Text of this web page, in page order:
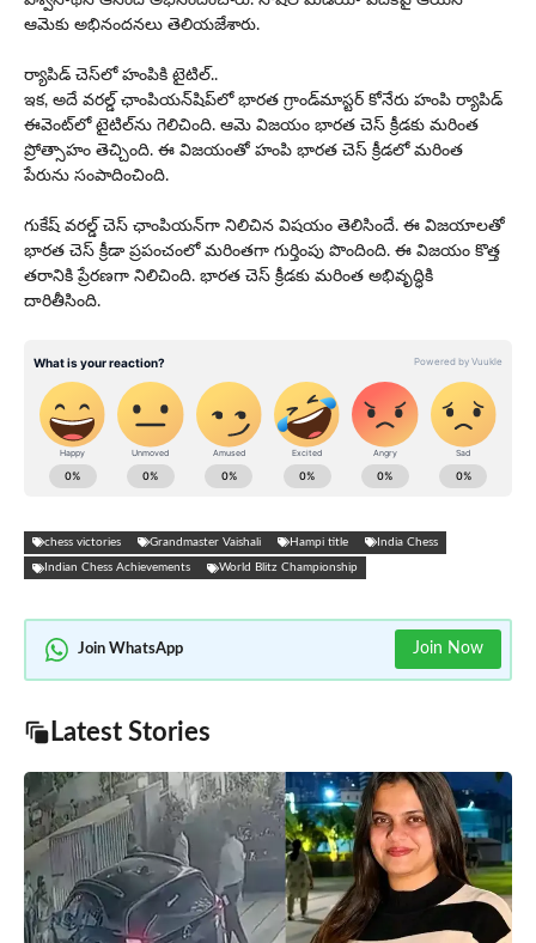
ఆమెకు అభినందనలు తెలియజేశారు.
ర్యాపిడ్ చెస్‌లో హంపికి టైటిల్‌..
ఇక, అదే వరల్డ్ ఛాంపియన్‌షిప్‌లో భారత గ్రాండ్‌మాస్టర్ కోనేరు హంపి ర్యాపిడ్
ఈవెంట్‌లో టైటిల్‌ను గెలిచింది. ఆమె విజయం భారత చెస్ క్రీడకు మరింత
ప్రోత్సాహం తెచ్చింది. ఈ విజయంతో హంపి భారత చెస్ క్రీడలో మరింత
పేరును సంపాదించింది.
గుకేష్ వ‌ర‌ల్డ్ చెస్ ఛాంపియ‌న్‌గా నిలిచిన విష‌యం తెలిసిందే. ఈ విజయాలతో
భారత చెస్ క్రీడా ప్రపంచంలో మరింతగా గుర్తింపు పొందింది. ఈ విజయం కొత్త
తరానికి ప్రేరణగా నిలిచింది. భారత చెస్ క్రీడకు మరింత అభివృద్ధికి
దారితీసింది.
chess victories Grandmaster Vaishali Hampi title India Chess
Indian Chess Achievements World Blitz Championship
Join WhatsApp Join Now
Latest Stories